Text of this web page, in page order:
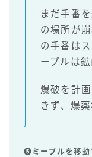
まだ手番
の場所が
の手番は
ープルは
爆破を計
きず、爆
❺ミープルを移動